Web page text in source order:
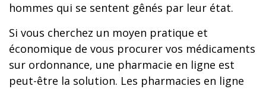
hommes qui se sentent gênés par leur état.
Si vous cherchez un moyen pratique et
économique de vous procurer vos médicaments
sur ordonnance, une pharmacie en ligne est
peut-être la solution. Les pharmacies en ligne